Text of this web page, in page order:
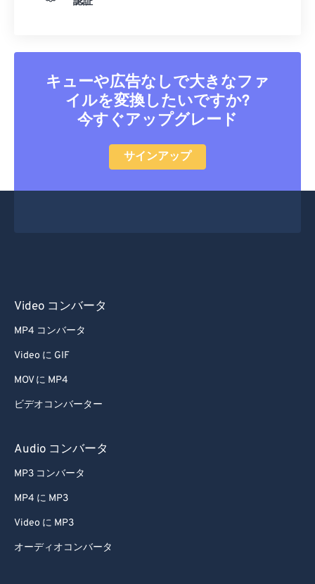
キューや広告なしで大きなファ
イルを変換したいですか?
今すぐアップグレード
サインアップ
Video コンバータ
MP4 コンバータ
Video に GIF
MOV に MP4
ビデオコンバーター
Audio コンバータ
MP3 コンバータ
MP4 に MP3
Video に MP3
オーディオコンバータ